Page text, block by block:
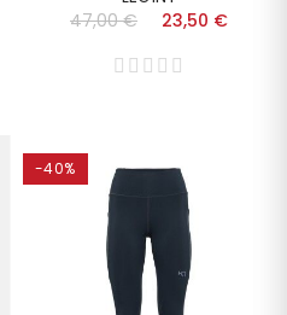
47,00 €
23,50 €
-40%